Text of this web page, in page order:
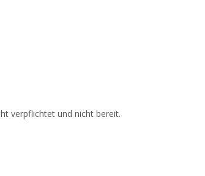
verpflichtet und nicht bereit.